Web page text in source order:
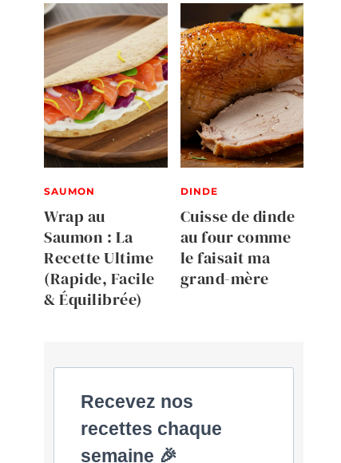
SAUMON
Wrap au
Saumon : La
Recette Ultime
(Rapide, Facile
& Équilibrée)
DINDE
Cuisse de dinde
au four comme
le faisait ma
grand-mère
Recevez nos
recettes chaque
semaine 🎉